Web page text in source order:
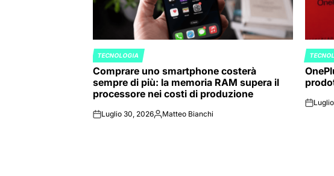
POSTED
IN
TECNOLOGIA
Comprare uno smartphone costerà
sempre di più: la memoria RAM supera il
processore nei costi di produzione
onLuglio 30, 2026Posted
Matteo Bianchi
POSTED
IN
on